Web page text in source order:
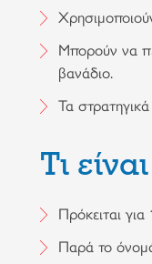
Μπορούν να
βανάδιο.
Τα
Τι
Πρόκειται
Παρά το